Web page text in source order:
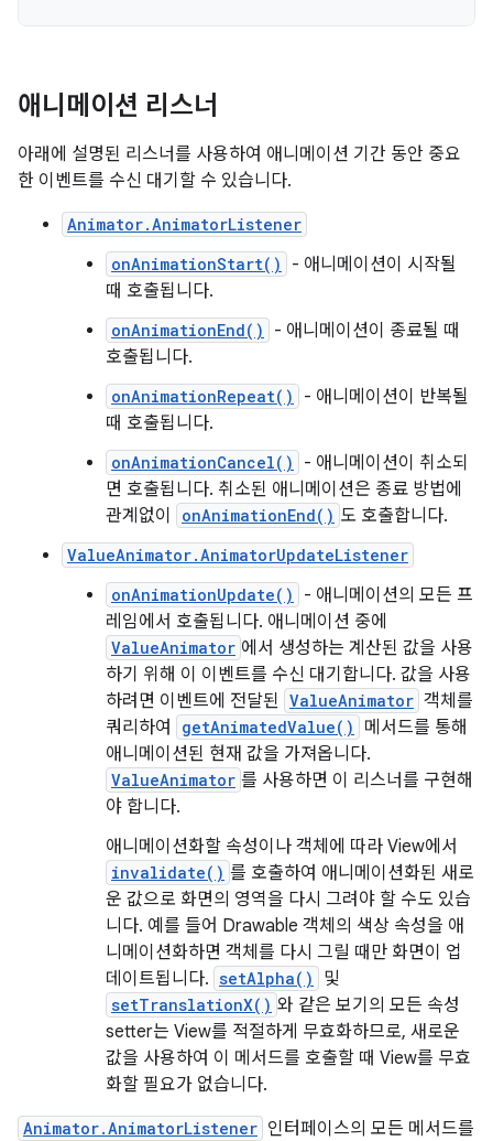
애니메이션 리스너
아래에 설명된 리스너를 사용하여 애니메이션 기간 동안 중요
한 이벤트를 수신 대기할 수 있습니다.
Animator.AnimatorListener
onAnimationStart()
- 애니메이션이 시작될
때 호출됩니다.
onAnimationEnd()
- 애니메이션이 종료될 때
호출됩니다.
onAnimationRepeat()
- 애니메이션이 반복될
때 호출됩니다.
onAnimationCancel()
- 애니메이션이 취소되
면 호출됩니다. 취소된 애니메이션은 종료 방법에
관계없이
onAnimationEnd() 도 호출합니다.
ValueAnimator.AnimatorUpdateListener
onAnimationUpdate()
- 애니메이션의 모든 프
레임에서 호출됩니다. 애니메이션 중에
ValueAnimator 에서 생성하는 계산된 값을 사용
하기 위해 이 이벤트를 수신 대기합니다. 값을 사용
하려면 이벤트에 전달된 ValueAnimator 객체를
쿼리하여
getAnimatedValue()
메서드를 통해
애니메이션된 현재 값을 가져옵니다.
ValueAnimator 를 사용하면 이 리스너를 구현해
야 합니다.
애니메이션화할 속성이나 객체에 따라 View에서
invalidate() 를 호출하여 애니메이션화된 새로
운 값으로 화면의 영역을 다시 그려야 할 수도 있습
니다. 예를 들어 Drawable 객체의 색상 속성을 애
니메이션화하면 객체를 다시 그릴 때만 화면이 업
데이트됩니다. setAlpha() 및
setTranslationX() 와 같은 보기의 모든 속성
setter는 View를 적절하게 무효화하므로, 새로운
값을 사용하여 이 메서드를 호출할 때 View를 무효
화할 필요가 없습니다.
Animator.AnimatorListener 인터페이스의 모든 메서드를